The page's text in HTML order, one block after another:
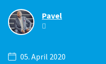
Pavel
05. April 2020